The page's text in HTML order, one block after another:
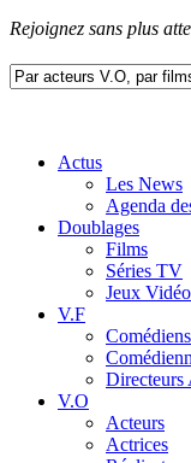
Rejoignez sans plus
Actus
Les News
Agenda
Doublages
Films
Séries TV
Jeux
V.F
Comédiens
Directeurs
V.O
Acteurs
Actrices